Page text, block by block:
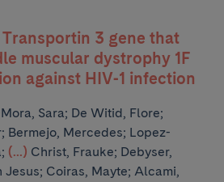
3 gene that
muscular dystrophy 1F
against HIV-1 infection
Sara; De Witid, Flore;
Bermejo, Mercedes; Lopez-
(...) Christ, Frauke; Debyser,
Jesus; Coiras, Mayte; Alcami,